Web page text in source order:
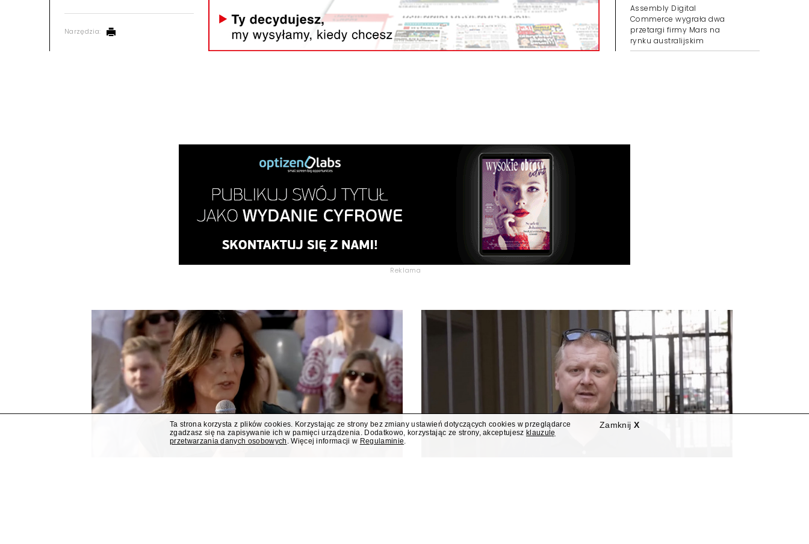
Narzędzia:
Assembly Digital
Commerce wygrała dwa
przetargi firmy Mars na
rynku australijskim
Reklama
Zamknij X
Ta strona korzysta z plików cookies. Korzystając ze strony bez zmiany ustawień dotyczących cookies w przeglądarce
zgadzasz się na zapisywanie ich w pamięci urządzenia. Dodatkowo, korzystając ze strony, akceptujesz klauzulę
przetwarzania danych osobowych . Więcej informacji w Regulaminie.